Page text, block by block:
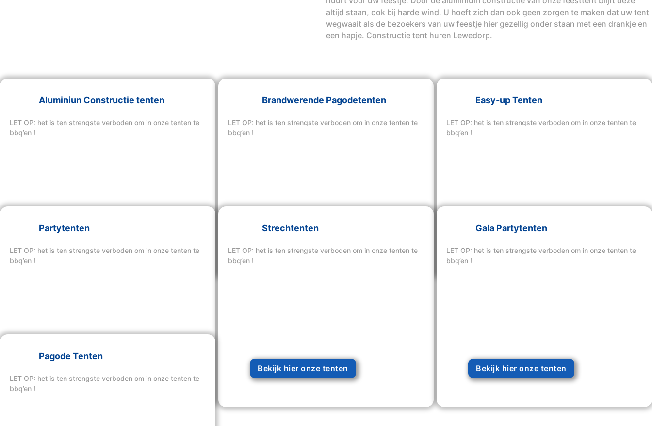
altijd staan, ook bij harde wind. U hoeft zich dan ook geen zorgen te maken dat uw tent
wegwaait als de bezoekers van uw feestje hier gezellig onder staan met een drankje en
een hapje. Constructie tent huren Lewedorp.
Aluminiun Constructie tenten
LET OP: het is ten strengste verboden om in onze tenten te
bbq’en !
Brandwerende Pagodetenten
LET OP: het is ten strengste verboden om in onze tenten te
bbq’en !
Easy-up Tenten
LET OP: het is ten strengste verboden om in onze tenten te
bbq’en !
Partytenten
LET OP: het is ten strengste verboden om in onze tenten te
bbq’en !
Strechtenten
LET OP: het is ten strengste verboden om in onze tenten te
bbq’en !
Bekijk hier onze tenten
Gala Partytenten
LET OP: het is ten strengste verboden om in onze tenten te
bbq’en !
Bekijk hier onze tenten
Pagode Tenten
LET OP: het is ten strengste verboden om in onze tenten te
bbq’en !